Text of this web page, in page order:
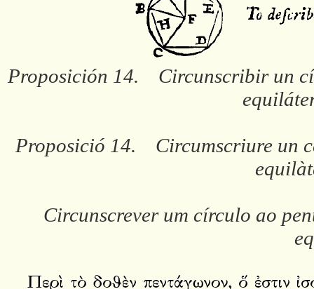
Proposición 14. Circunscribir un
Proposició 14. Circumscriure un
Circunscrever um círculo ao